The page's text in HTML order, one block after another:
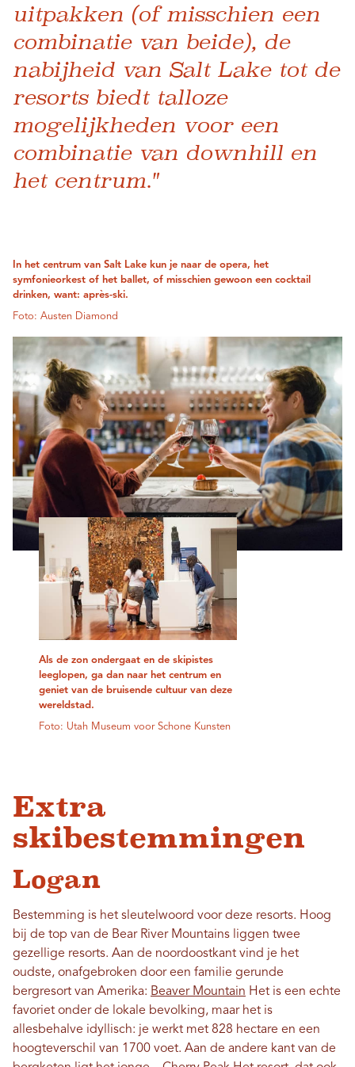
uitpakken (of misschien een
combinatie van beide), de
nabijheid van Salt Lake tot de
resorts biedt talloze
mogelijkheden voor een
combinatie van downhill en
het centrum."
Als de zon ondergaat en de skipistes
leeglopen, ga dan naar het centrum en
geniet van de bruisende cultuur van deze
wereldstad.
Foto: Utah Museum voor Schone Kunsten
In het centrum van Salt Lake kun je naar de opera, het
symfonieorkest of het ballet, of misschien gewoon een cocktail
drinken, want: après-ski.
Foto: Austen Diamond
Extra
skibestemmingen
Logan
Bestemming is het sleutelwoord voor deze resorts. Hoog
bij de top van de Bear River Mountains liggen twee
gezellige resorts. Aan de noordoostkant vind je het
oudste, onafgebroken door een familie gerunde
bergresort van Amerika: Beaver Mountain Het is een echte
favoriet onder de lokale bevolking, maar het is
allesbehalve idyllisch: je werkt met 828 hectare en een
hoogteverschil van 1700 voet. Aan de andere kant van de